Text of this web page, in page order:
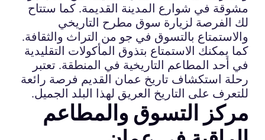
مشوقة في شوارع المدينة القديمة. كما ستتاح
لك الفرصة لزيارة سوق مطرح التاريخي
والاستمتاع بالتسوق في جو من التراث والثقافة.
كما يمكنك الاستمتاع بتذوق المأكولات التقليدية
في أحد المطاعم التاريخية في المنطقة. تعتبر
رحلة استكشاف تاريخ عمان القديم فرصة رائعة
للتعرف على التاريخ العريق لهذا البلد الجميل.
مركز التسوق والمطاعم